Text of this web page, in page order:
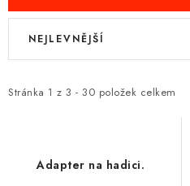
NAFUKOVACÍ ČLUNY
LODNÍ ELEKTROMOTORY
V
i
Stránka 1 z 3 - 30 položek celkem
Ř
e
NEJLEVNĚJŠÍ
Adapter na hadici.